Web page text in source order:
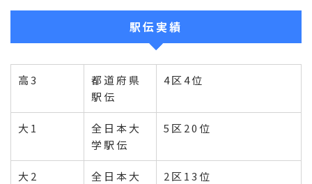
駅伝実績
高3
都道府県
駅伝
4区4位
大1
全日本大
学駅伝
5区20位
大2
全日本大
2区13位